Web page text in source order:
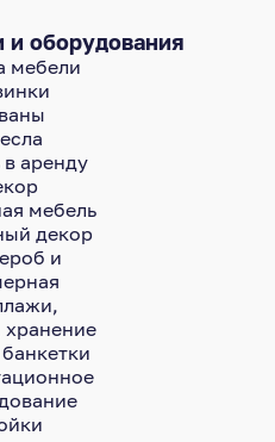
и оборудования
мебели
аренду
мебель
декор
и